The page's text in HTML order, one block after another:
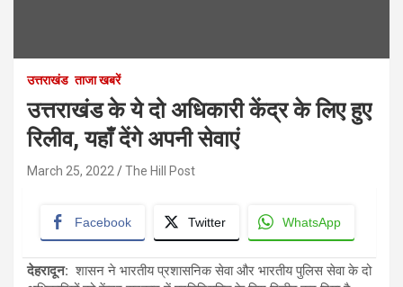
उत्तराखंड ताजा खबरें
उत्तराखंड के ये दो अधिकारी केंद्र के लिए हुए
रिलीव, यहाँ देंगे अपनी सेवाएं
March 25, 2022 The Hill Post
Facebook Twitter WhatsApp
देहरादून: शासन ने भारतीय प्रशासनिक सेवा और भारतीय पुलिस सेवा के दो